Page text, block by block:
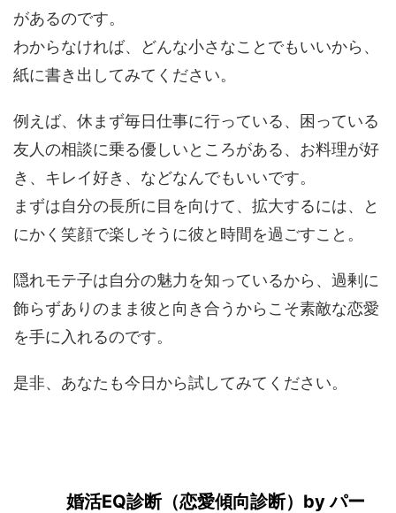
があるのです。
わからなければ、どんな小さなことでもいいから、
紙に書き出してみてください。
例えば、休まず毎日仕事に行っている、困っている
友人の相談に乗る優しいところがある、お料理が好
き、キレイ好き、などなんでもいいです。
まずは自分の長所に目を向けて、拡大するには、と
にかく笑顔で楽しそうに彼と時間を過ごすこと。
隠れモテ子は自分の魅力を知っているから、過剰に
飾らずありのまま彼と向き合うからこそ素敵な恋愛
を手に入れるのです。
是非、あなたも今日から試してみてください。
婚活EQ診断（恋愛傾向診断）by パー